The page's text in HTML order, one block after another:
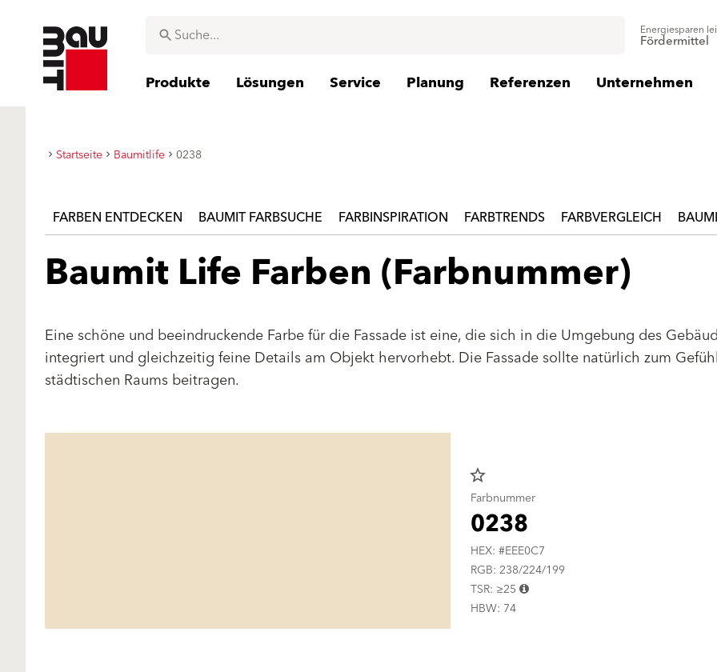
Energiesparen
Fördermittel
Produkte Lösungen Service Planung Referenzen Unternehmen
Startseite Baumitlife 0238
FARBEN ENTDECKEN BAUMIT FARBSUCHE FARBINSPIRATION FARBTRENDS FARBVERGLEICH
Baumit Life Farben (Farbnummer)
Eine schöne und beeindruckende Farbe für die Fassade ist eine, die sich in die Umgebung des
integriert und gleichzeitig feine Details am Objekt hervorhebt. Die Fassade sollte natürlich zum
städtischen Raums beitragen.
star_border
Farbnummer
0238
HEX: #EEE0C7
RGB: 238/224/199
TSR: ≥25
HBW: 74